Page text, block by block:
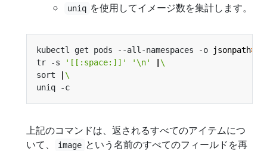
uniq を使用してイメージ数を集計します。
kubectl get pods --all-namespaces -o jsonpath=
tr -s
'[[:space:]]' '\n'
sort
上記のコマンドは、返されるすべてのアイテムにつ
いて、
image という名前のすべてのフィールドを再